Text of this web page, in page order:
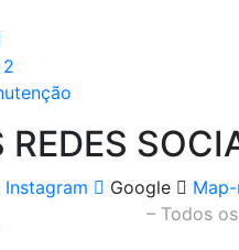
Instagram Google
– Todos